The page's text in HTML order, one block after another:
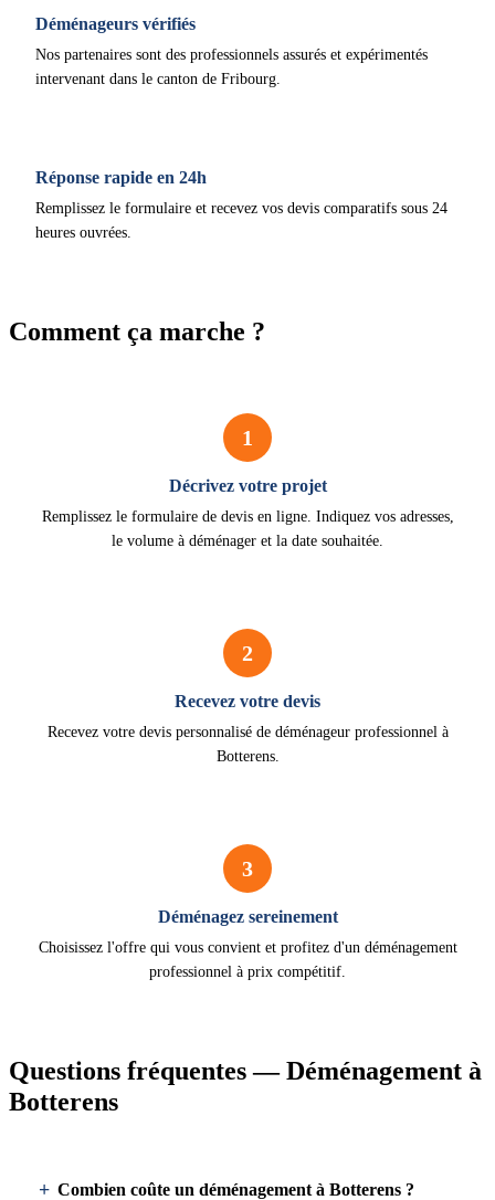
Déménageurs vérifiés
Nos partenaires sont des professionnels assurés et expérimentés
intervenant dans le canton de Fribourg.
Réponse rapide en 24h
Remplissez le formulaire et recevez vos devis comparatifs sous 24
heures ouvrées.
Comment ça marche ?
1
Décrivez votre projet
Remplissez le formulaire de devis en ligne. Indiquez vos adresses,
le volume à déménager et la date souhaitée.
2
Recevez votre devis
Recevez votre devis personnalisé de déménageur professionnel à
Botterens.
3
Déménagez sereinement
Choisissez l'offre qui vous convient et profitez d'un déménagement
professionnel à prix compétitif.
Questions fréquentes — Déménagement à
Botterens
Combien coûte un déménagement à Botterens ?